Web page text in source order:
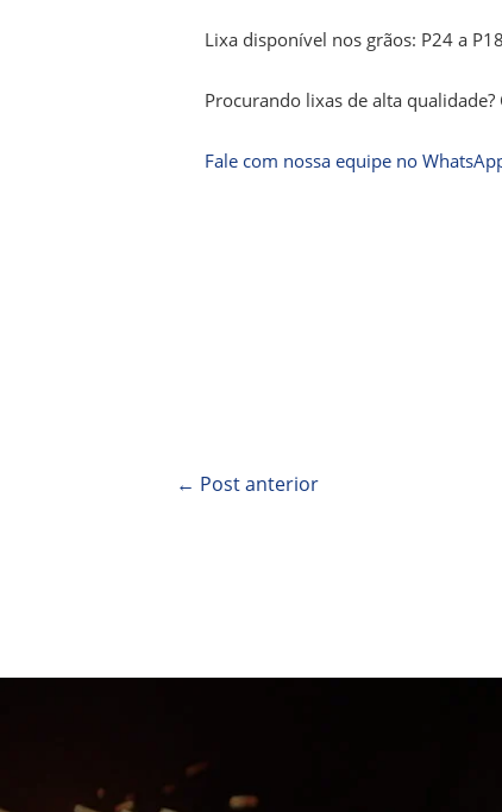
Lixa disponível nos grãos: P24 a
Procurando lixas de alta qualidade?
Fale com nossa equipe no
← Post anterior